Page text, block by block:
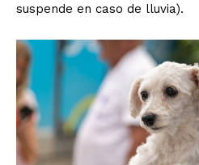
suspende en caso de lluvia).